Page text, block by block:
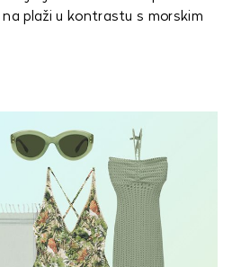
plaži u kontrastu s morskim